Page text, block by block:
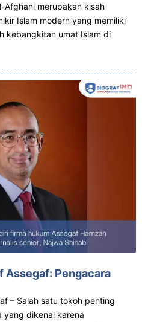
Afghani merupakan kisah
Islam modern yang memiliki
kebangkitan umat Islam di
Assegaf: Pengacara
– Salah satu tokoh penting
yang dikenal karena